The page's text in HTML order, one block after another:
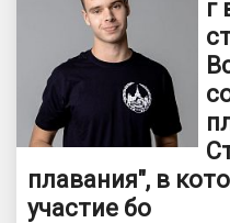
г
плавания", в
участие бо